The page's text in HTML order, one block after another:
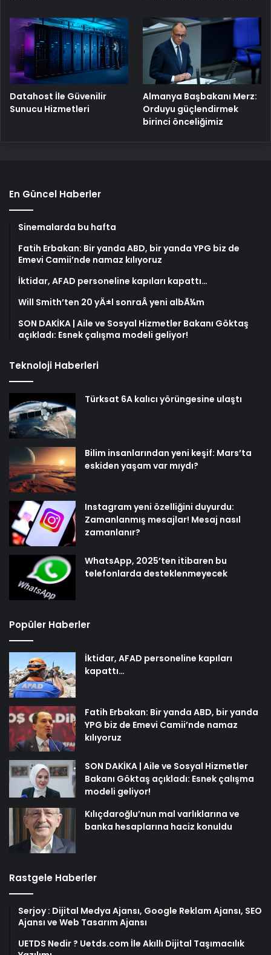
Datahost İle Güvenilir
Sunucu Hizmetleri
Almanya Başbakanı Merz:
Orduyu güçlendirmek
birinci önceliğimiz
En Güncel Haberler
Sinemalarda bu hafta
Fatih Erbakan: Bir yanda ABD, bir yanda YPG biz de
Emevi Camii’nde namaz kılıyoruz
İktidar, AFAD personeline kapıları kapattı…
Will Smith’ten 20 yÄ±l sonraÂ yeni albÃ¼m
SON DAKİKA | Aile ve Sosyal Hizmetler Bakanı Göktaş
açıkladı: Esnek çalışma modeli geliyor!
Teknoloji Haberleri
Türksat 6A kalıcı yörüngesine ulaştı
Bilim insanlarından yeni keşif: Mars’ta
eskiden yaşam var mıydı?
Instagram yeni özelliğini duyurdu:
Zamanlanmış mesajlar! Mesaj nasıl
zamanlanır?
WhatsApp, 2025’ten itibaren bu
telefonlarda desteklenmeyecek
Popüler Haberler
İktidar, AFAD personeline kapıları
kapattı…
Fatih Erbakan: Bir yanda ABD, bir yanda
YPG biz de Emevi Camii’nde namaz
kılıyoruz
SON DAKİKA | Aile ve Sosyal Hizmetler
Bakanı Göktaş açıkladı: Esnek çalışma
modeli geliyor!
Kılıçdaroğlu’nun mal varlıklarına ve
banka hesaplarına haciz konuldu
Rastgele Haberler
Serjoy : Dijital Medya Ajansı, Google Reklam Ajansı, SEO
Ajansı ve Web Tasarım Ajansı
UETDS Nedir ? Uetds.com İle Akıllı Dijital Taşımacılık